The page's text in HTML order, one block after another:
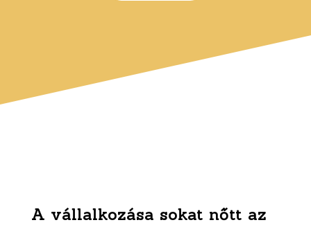
A vállalkozása sokat nőtt az